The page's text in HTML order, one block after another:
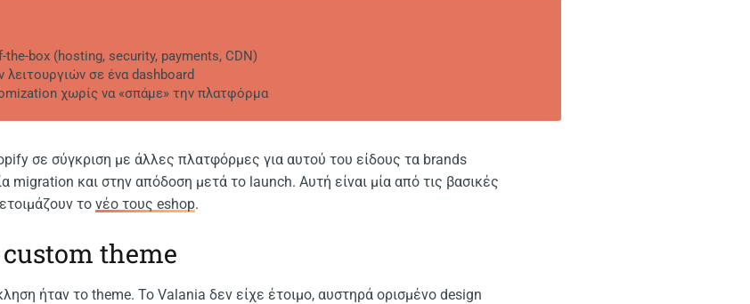
box (hosting, security, payments, CDN)
σε ένα dashboard
χωρίς να «σπάμε» την πλατφόρμα
σε σύγκριση με άλλες πλατφόρμες για αυτού του είδους τα brands
migration και στην απόδοση μετά το launch. Αυτή είναι μία από τις βασικές
τονέο τους eshop.
theme
ήταν το theme. Το Valania δεν είχε έτοιμο, αυστηρά ορισμένο design